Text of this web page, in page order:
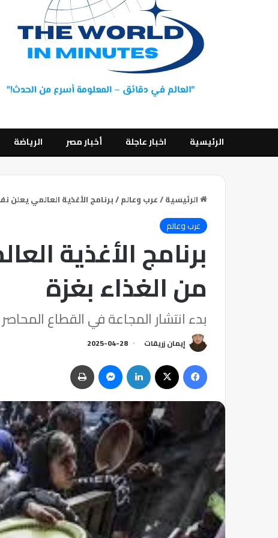
الرئيسية اخبار عاجلة أخبار مصر الرياضة
الرئيسية/عرب وعالم/برنامج الأغذية العالمي يعلن
عرب وعالم
برنامج الأغذية
من الغذاء بغزة
بدء انتشار المجاعة في القطاع المحاصر
إيمان زريقات 2025-04-28